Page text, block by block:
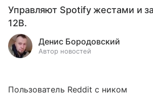
Управляют Spotify жестами и
12В.
Денис Бородовский
Автор новостей
Пользователь Reddit с ником